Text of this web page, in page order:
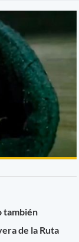
también
de la Ruta